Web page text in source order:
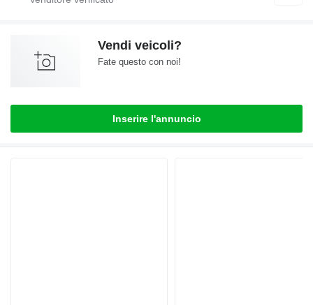
Vendi veicoli?
Fate questo con noi!
Inserire l'annuncio